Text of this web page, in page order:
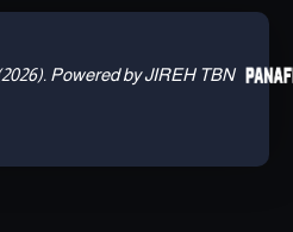
Powered by JIREH TBN